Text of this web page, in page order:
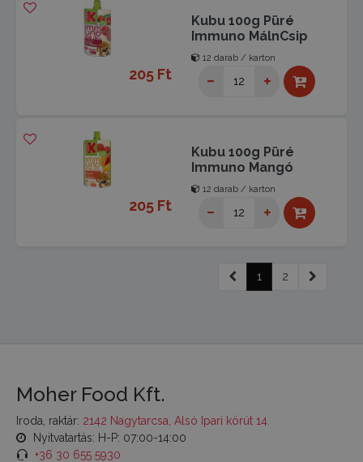
Kubu 100g Püré
Immuno MálnCsip
12 darab / karton
205 Ft
Kubu 100g Püré
Immuno Mangó
12 darab / karton
205 Ft
1 2
Moher Food Kft.
Iroda, raktár: 2142 Nagytarcsa, Alsó Ipari körút 14.
Nyitvatartás: H-P: 07:00-14:00
+36 30 655 5930